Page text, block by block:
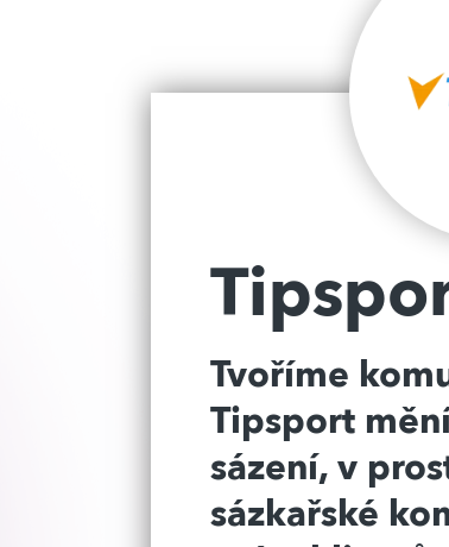
Tvoříme
Tipsport
sázení, v
sázkařské